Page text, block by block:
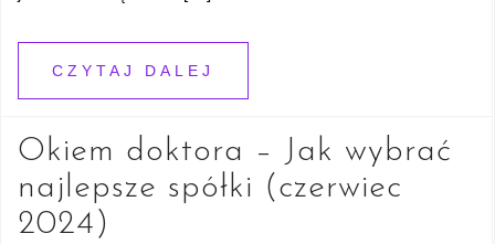
CZYTAJ DALEJ
Okiem doktora – Jak wybrać
najlepsze spółki (czerwiec
2024)